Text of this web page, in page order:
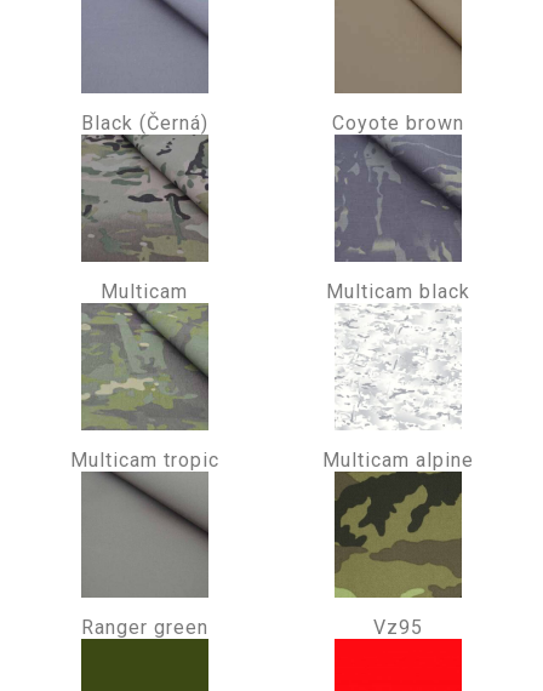
Black (Černá) Coyote brown
Multicam Multicam black
Multicam tropic Multicam alpine
Ranger green Vz95